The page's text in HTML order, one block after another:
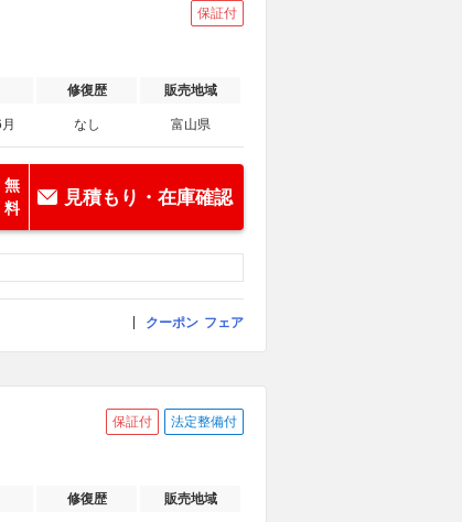
保証付
修復歴 販売地域
なし 富山県
無
料
見積もり・在庫確認
クーポン フェア
保証付 法定整備付
修復歴 販売地域